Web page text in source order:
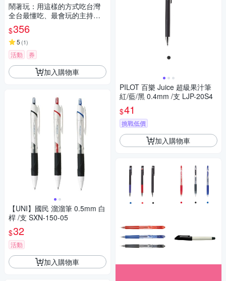
鬧著玩：用這樣的方式吃台灣
全台最懂吃、最會玩的主持天
團，帶你走進隱藏版的台灣！
【城邦讀書花園】
$356
5 (1)
活動 券
加入購物車
【UNI】國民 溜溜筆 0.5mm 白
桿 /支 SXN-150-05
$32
活動
加入購物車
PILOT 百樂 Juice 超級果汁筆
紅/藍/黑 0.4mm /支 LJP-20S4
$41
挑戰低價
加入購物車